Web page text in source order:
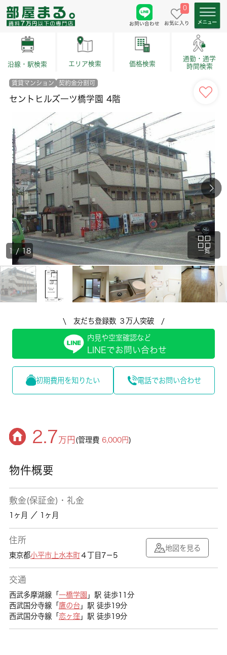
お問い合わせ
0
お気に入り
沿線・駅検索 エリア検索 価格検索
通勤・通学
時間検索
賃貸マンション 契約金分割可
セントヒルズ一ツ橋学園 4階
一覧
1 /18
\ 友だち登録数 ３万人突破 /
内見や空室確認など
LINEでお問い合わせ
初期費用を知りたい 電話でお問い合わせ
2.7万円 (管理費 6,000円)
物件概要
敷金(保証金)・礼金
1ヶ月 ／ 1ヶ月
住所
東京都小平市上水本町４丁目7－5
地図を見る
交通
西武多摩湖線「 一橋学園 」駅 徒歩11分
西武国分寺線「 鷹の台」駅 徒歩19分
西武国分寺線「 恋ヶ窪」駅 徒歩19分